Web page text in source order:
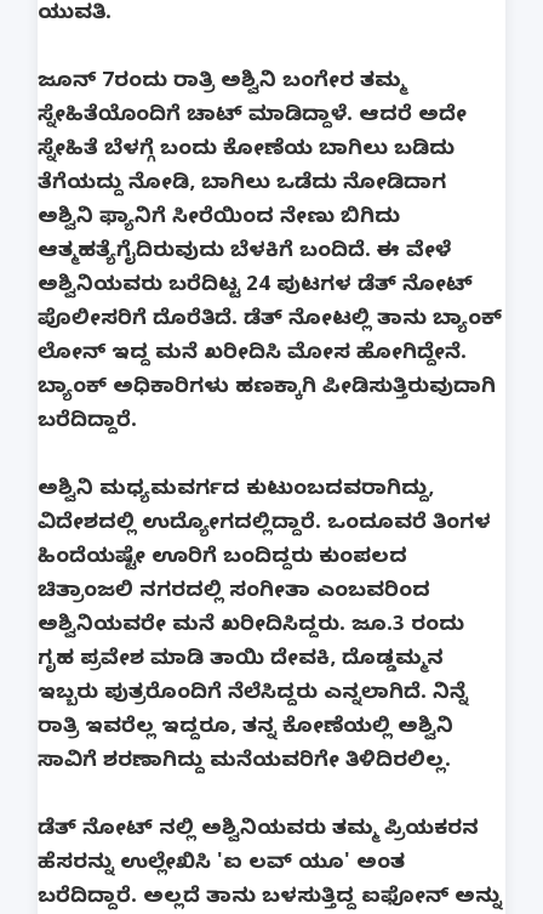
ಯುವತಿ.
ಜೂನ್ 7ರಂದು ರಾತ್ರಿ ಅಶ್ವಿನಿ ಬಂಗೇರ ತಮ್ಮ
ಸ್ನೇಹಿತೆಯೊಂದಿಗೆ ಚಾಟ್ ಮಾಡಿದ್ದಾಳೆ. ಆದರೆ ಅದೇ
ಸ್ನೇಹಿತೆ ಬೆಳಗ್ಗೆ ಬಂದು ಕೋಣೆಯ ಬಾಗಿಲು ಬಡಿದು
ತೆಗೆಯದ್ದು ನೋಡಿ, ಬಾಗಿಲು ಒಡೆದು ನೋಡಿದಾಗ
ಅಶ್ವಿನಿ ಫ್ಯಾನಿಗೆ ಸೀರೆಯಿಂದ ನೇಣು ಬಿಗಿದು
ಆತ್ಮಹತ್ಯೆಗೈದಿರುವುದು ಬೆಳಕಿಗೆ ಬಂದಿದೆ. ಈ ವೇಳೆ
ಅಶ್ವಿನಿಯವರು ಬರೆದಿಟ್ಟ 24 ಪುಟಗಳ ಡೆತ್ ನೋಟ್
ಪೊಲೀಸರಿಗೆ ದೊರೆತಿದೆ. ಡೆತ್ ನೋಟಲ್ಲಿ ತಾನು ಬ್ಯಾಂಕ್
ಲೋನ್ ಇದ್ದ ಮನೆ ಖರೀದಿಸಿ ಮೋಸ ಹೋಗಿದ್ದೇನೆ.
ಬ್ಯಾಂಕ್ ಅಧಿಕಾರಿಗಳು ಹಣಕ್ಕಾಗಿ ಪೀಡಿಸುತ್ತಿರುವುದಾಗಿ
ಬರೆದಿದ್ದಾರೆ.
ಅಶ್ವಿನಿ ಮಧ್ಯಮವರ್ಗದ ಕುಟುಂಬದವರಾಗಿದ್ದು,
ವಿದೇಶದಲ್ಲಿ ಉದ್ಯೋಗದಲ್ಲಿದ್ದಾರೆ. ಒಂದೂವರೆ ತಿಂಗಳ
ಹಿಂದೆಯಷ್ಟೇ ಊರಿಗೆ ಬಂದಿದ್ದರು ಕುಂಪಲದ
ಚಿತ್ರಾಂಜಲಿ ನಗರದಲ್ಲಿ ಸಂಗೀತಾ ಎಂಬವರಿಂದ
ಅಶ್ವಿನಿಯವರೇ ಮನೆ ಖರೀದಿಸಿದ್ದರು. ಜೂ.3 ರಂದು
ಗೃಹ ಪ್ರವೇಶ ಮಾಡಿ ತಾಯಿ ದೇವಕಿ, ದೊಡ್ಡಮ್ಮನ
ಇಬ್ಬರು ಪುತ್ರರೊಂದಿಗೆ ನೆಲೆಸಿದ್ದರು ಎನ್ನಲಾಗಿದೆ. ನಿನ್ನೆ
ರಾತ್ರಿ ಇವರೆಲ್ಲ ಇದ್ದರೂ, ತನ್ನ ಕೋಣೆಯಲ್ಲಿ ಅಶ್ವಿನಿ
ಸಾವಿಗೆ ಶರಣಾಗಿದ್ದು ಮನೆಯವರಿಗೇ ತಿಳಿದಿರಲಿಲ್ಲ.
ಡೆತ್ ನೋಟ್ ನಲ್ಲಿ ಅಶ್ವಿನಿಯವರು ತಮ್ಮ ಪ್ರಿಯಕರನ
ಹೆಸರನ್ನು ಉಲ್ಲೇಖಿಸಿ 'ಐ ಲವ್ ಯೂ' ಅಂತ
ಬರೆದಿದ್ದಾರೆ. ಅಲ್ಲದೆ ತಾನು ಬಳಸುತ್ತಿದ್ದ ಐಫೋನ್ ಅನ್ನು